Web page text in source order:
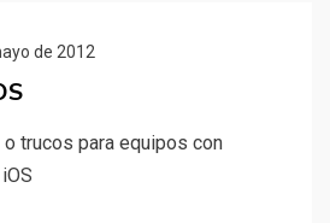
de 2012
trucos para equipos con